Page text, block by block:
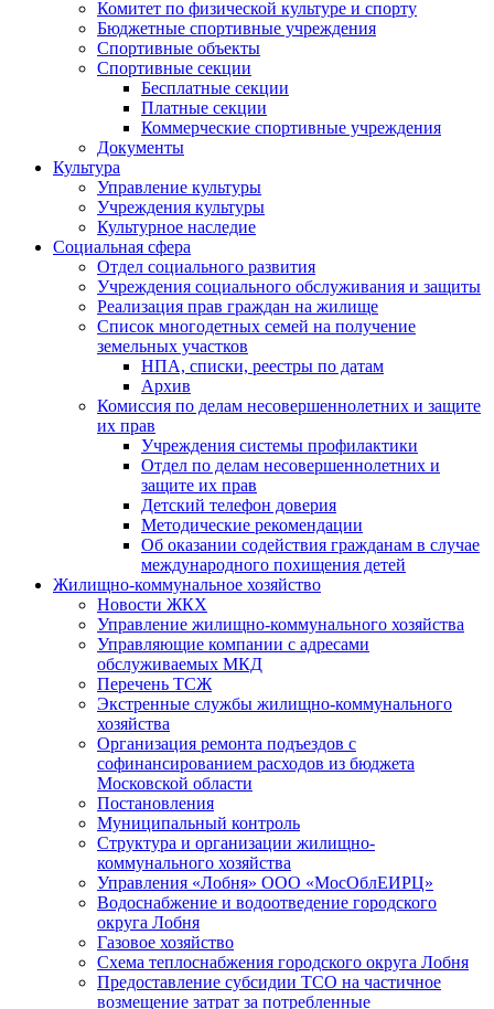
Комитет по физической культуре и спорту
Бюджетные спортивные учреждения
Спортивные объекты
Спортивные секции
Бесплатные секции
Платные секции
Коммерческие спортивные учреждения
Документы
Культура
Управление культуры
Учреждения культуры
Культурное наследие
Социальная сфера
Отдел социального развития
Учреждения социального обслуживания и защиты
Реализация прав граждан на жилище
Список многодетных семей на получение
земельных участков
НПА, списки, реестры по датам
Архив
Комиссия по делам несовершеннолетних и защите
их прав
Учреждения системы профилактики
Отдел по делам несовершеннолетних и
защите их прав
Детский телефон доверия
Методические рекомендации
Об оказании содействия гражданам в случае
международного похищения детей
Жилищно-коммунальное хозяйство
Новости ЖКХ
Управление жилищно-коммунального хозяйства
Управляющие компании с адресами
обслуживаемых МКД
Перечень ТСЖ
Экстренные службы жилищно-коммунального
хозяйства
Организация ремонта подъездов с
софинансированием расходов из бюджета
Московской области
Постановления
Муниципальный контроль
Структура и организации жилищно-
коммунального хозяйства
Управления «Лобня» ООО «МосОблЕИРЦ»
Водоснабжение и водоотведение городского
округа Лобня
Газовое хозяйство
Схема теплоснабжения городского округа Лобня
Предоставление субсидии ТСО на частичное
возмещение затрат за потребленные